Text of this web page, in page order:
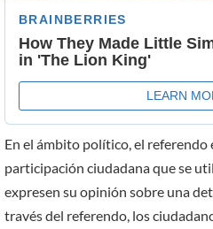
En el ámbito político, el referendo
participación ciudadana que se
expresen su opinión sobre una
través del referendo, los